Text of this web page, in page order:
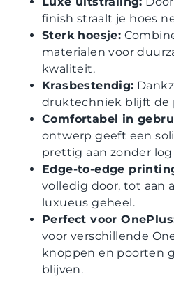
finish straalt je hoes
Sterk hoesje:
materialen voor
kwaliteit.
Krasbestendig:
druktechniek blijft de
Comfortabel in
ontwerp geeft een
prettig aan zonder
Edge-to-edge
volledig door, tot aan
luxueus geheel.
Perfect voor
voor verschillende
knoppen en poorten
blijven.